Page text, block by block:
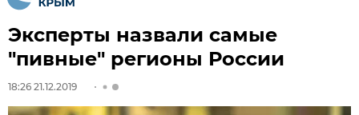
Эксперты назвали самые
"пивные" регионы России
18:26 21.12.2019